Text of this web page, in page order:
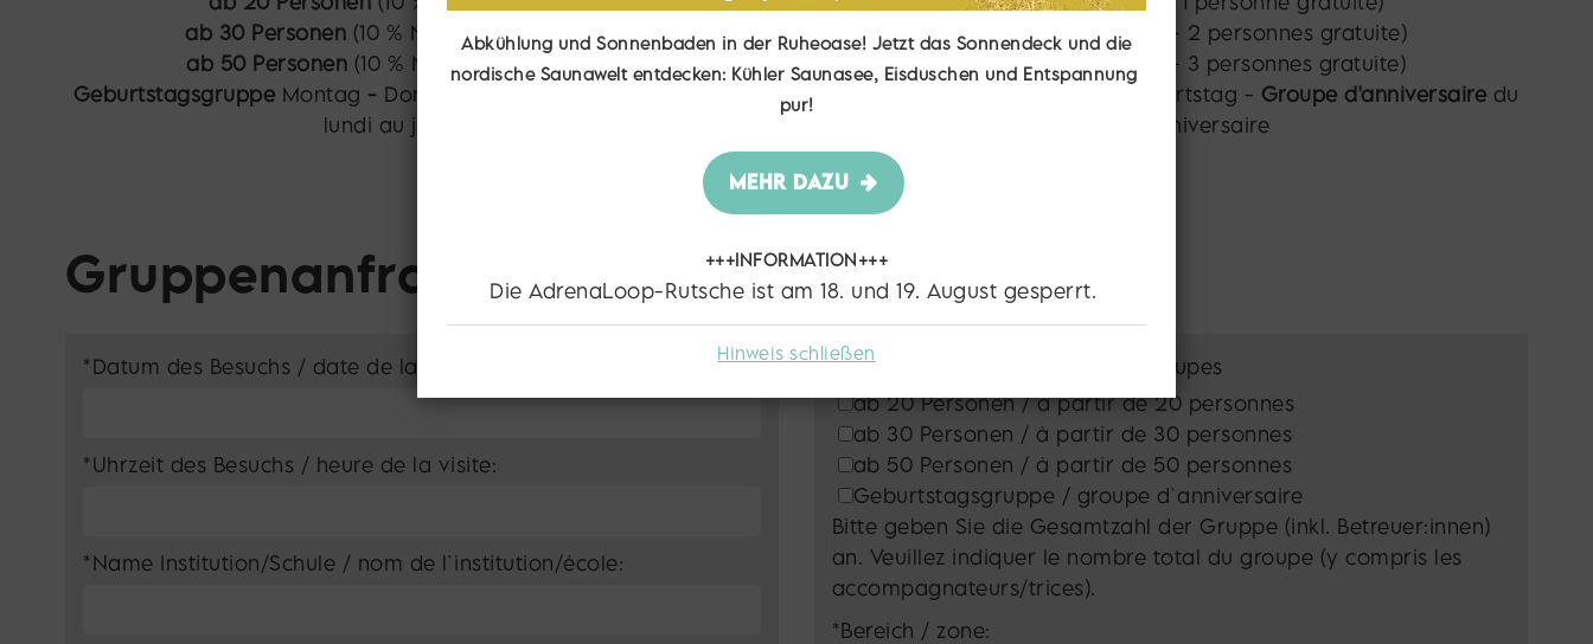
ab 30 Personen (10 % Nachlass + 2 Personen frei) - à partir de 30 personnes (10 % de réduction + 2 personnes gratuite)
ab 50 Personen (10 % Nachlass + 3 Personen frei) - à partir de 50 personnes
(10 % de réduction + 3 personnes gratuite)
Geburtstagsgruppe Montag - Donnerstag, ab 5 Gästen. Geburtstagskind frei bis 4 Wochen nach dem Geburtstag - Groupe d'anniversaire du
lundi au jeudi, à partir de 5 invités. Anniversaire libre jusqu'à 4 semaines après l'anniversaire
Gruppenanfrage
*Datum des Besuchs / date de la visite:
*Uhrzeit des Besuchs / heure de la visite:
*Name Institution/Schule / nom de l`institution/école:
*Gruppenanzahl / nombre de groupes
ab 20 Personen / à partir de 20 personnes
ab 30 Personen / à partir de 30 personnes
ab 50 Personen / à partir de 50 personnes
Geburtstagsgruppe / groupe d`anniversaire
Bitte geben Sie die Gesamtzahl der Gruppe (inkl. Betreuer:innen)
an. Veuillez indiquer le nombre total du groupe (y compris les
accompagnateurs/trices).
*Bereich / zone:
Abkühlung und Sonnenbaden in der Ruheoase! Jetzt das Sonnendeck und die
nordische Saunawelt entdecken: Kühler Saunasee, Eisduschen und Entspannung
pur!
MEHR DAZU
+++INFORMATION+++
Die AdrenaLoop-Rutsche ist am 18. und 19. August gesperrt.
Hinweis schließen